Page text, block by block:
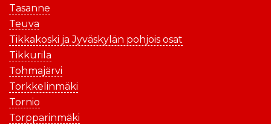
Tasanne
Teuva
Tikkakoski ja Jyväskylän pohjois osat
Tikkurila
Tohmajärvi
Torkkelinmäki
Tornio
Torpparinmäki